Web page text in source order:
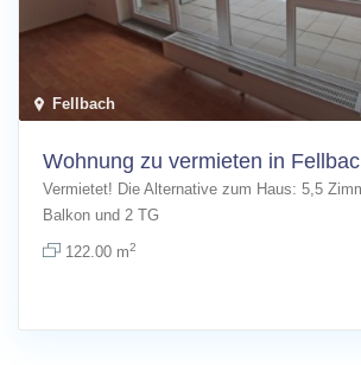
Fellbach
Wohnung zu vermieten in
Vermietet! Die Alternative zum Haus: 5,5
Balkon und 2 TG
122.00 m2